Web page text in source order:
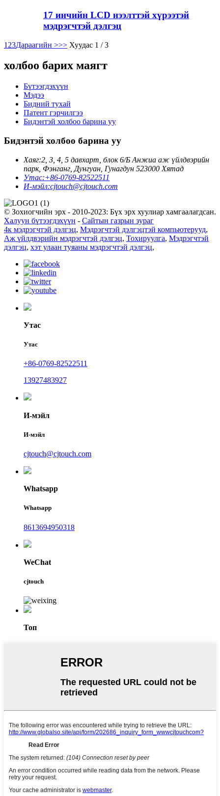
17 инчийн LCD нээлттэй хүрээтэй
мэдрэгчтэй дэлгэц
1 23Дараагийн >>> Хуудас 1 / 3
холбоо барих маягт
Бүтээгдэхүүн
Мэдээ
Бидний тухай
Патент гэрчилгээ
Бидэнтэй холбоо барина уу
Бидэнтэй холбоо барина уу
Хаяг:2, 3, 4, 5 давхарт, блок 6/Б Анжиа аж үйлдвэрийн
парк, Фэнганг, Дунгуан, Гунагдун 523000 Хятад
Утас:+86-0769-82522511
И-мэйл:cjtouch@cjtouch.com
© Зохиогчийн эрх - 2010-2023: Бүх эрх хуулиар хамгаалагдсан.
Халуун бүтээгдэхүүн - Сайтын газрын зураг
4к мэдрэгчтэй дэлгэц, Мэдрэгчтэй дэлгэцтэй компьютерууд,
Аж үйлдвэрийн мэдрэгчтэй дэлгэц, Тохируулга, Мэдрэгчтэй
дэлгэц, хэт улаан туяаны мэдрэгчтэй дэлгэц,
Утас
Утас
+86-0769-82522511
13927483927
И-мэйл
И-мэйл
cjtouch@cjtouch.com
Whatsapp
Whatsapp
8613694950318
WeChat
cjtouch
Топ